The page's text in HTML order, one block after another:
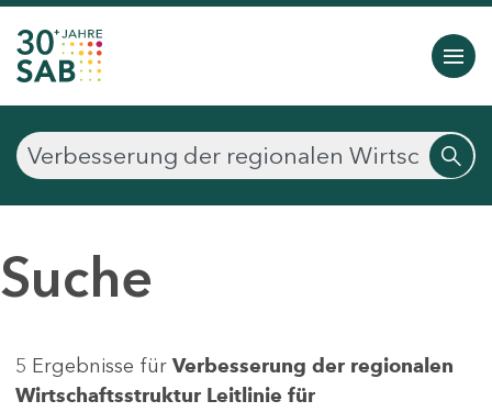
Suche
5 Ergebnisse für Verbesserung der regionalen
Wirtschaftsstruktur Leitlinie für